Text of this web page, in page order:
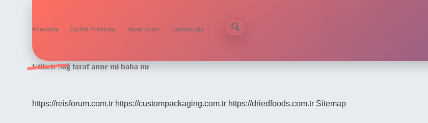
Anasayfa Gizlilik Politikası Yasal Uyarı Hakkımızda
Etiket:Sağ taraf anne mi baba mı
https://reisforum.com.tr https://custompackaging.com.tr https://driedfoods.com.tr Sitemap